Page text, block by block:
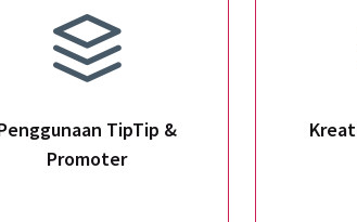
TipTip &
Promoter